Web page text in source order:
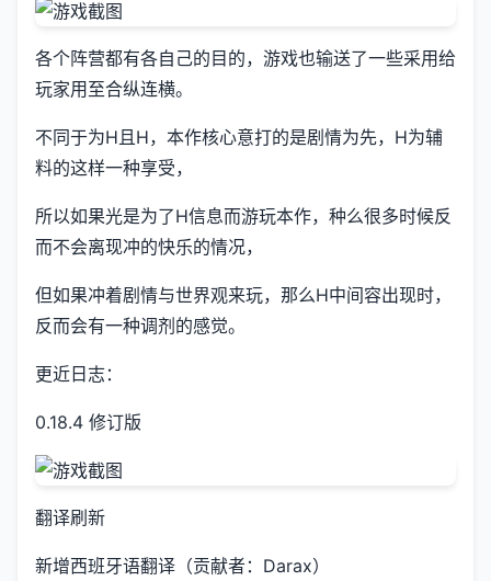
各个阵营都有各自己的目的，游戏也输送了一些采用给
玩家用至合纵连横。
不同于为H且H，本作核心意打的是剧情为先，H为辅
料的这样一种享受，
所以如果光是为了H信息而游玩本作，种么很多时候反
而不会离现冲的快乐的情况，
但如果冲着剧情与世界观来玩，那么H中间容出现时，
反而会有一种调剂的感觉。
更近日志：
0.18.4 修订版
翻译刷新
新增西班牙语翻译（贡献者：Darax）